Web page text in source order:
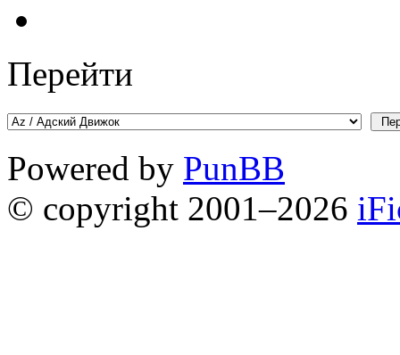
Перейти
Powered by PunBB
© copyright 2001–2026